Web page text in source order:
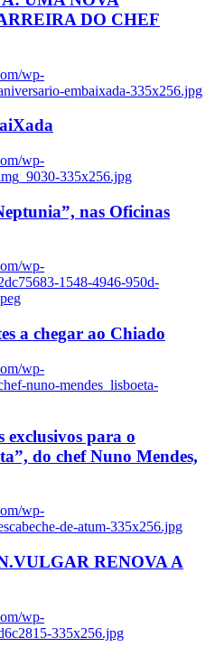
DO CHEF
wp-
embaixada-335x256.jpg
wp-
335x256.jpg
nas Oficinas
wp-
1548-4946-950d-
a chegar ao Chiado
wp-
nuno-mendes_lisboeta-
para o
do chef Nuno Mendes,
wp-
de-atum-335x256.jpg
RENOVA A
wp-
335x256.jpg